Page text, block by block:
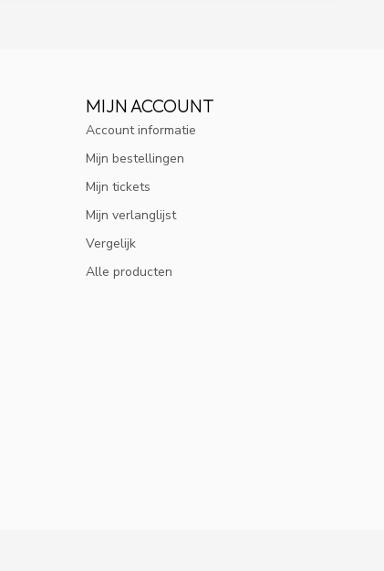
MIJN ACCOUNT
Account informatie
Mijn bestellingen
Mijn tickets
Mijn verlanglijst
Vergelijk
Alle producten